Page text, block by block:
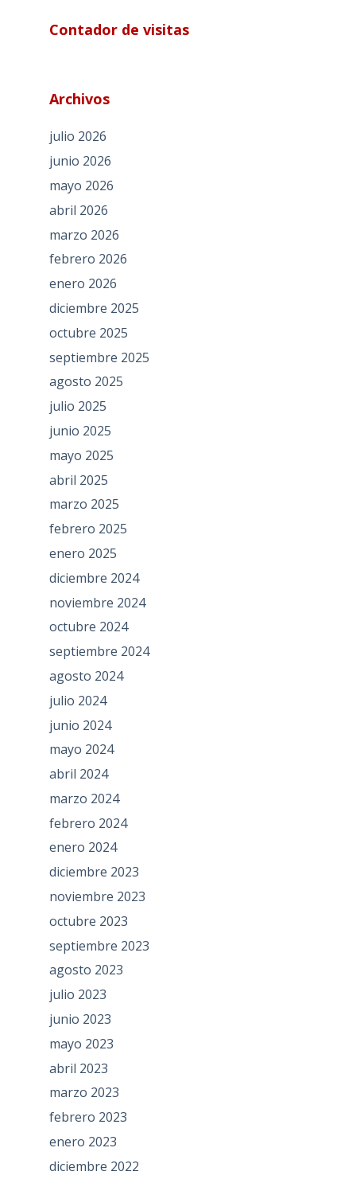
Contador de visitas
Archivos
julio 2026
junio 2026
mayo 2026
abril 2026
marzo 2026
febrero 2026
enero 2026
diciembre 2025
octubre 2025
septiembre 2025
agosto 2025
julio 2025
junio 2025
mayo 2025
abril 2025
marzo 2025
febrero 2025
enero 2025
diciembre 2024
noviembre 2024
octubre 2024
septiembre 2024
agosto 2024
julio 2024
junio 2024
mayo 2024
abril 2024
marzo 2024
febrero 2024
enero 2024
diciembre 2023
noviembre 2023
octubre 2023
septiembre 2023
agosto 2023
julio 2023
junio 2023
mayo 2023
abril 2023
marzo 2023
febrero 2023
enero 2023
diciembre 2022